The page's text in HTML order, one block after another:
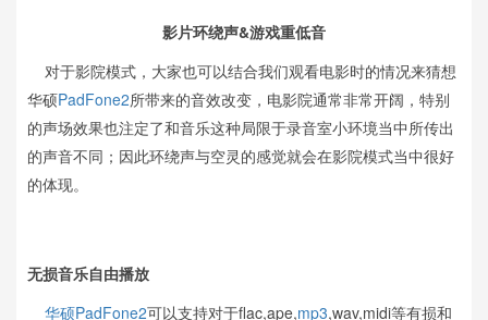
影片环绕声&游戏重低音
对于影院模式，大家也可以结合我们观看电影时的情况来猜想
华硕PadFone2所带来的音效改变，电影院通常非常开阔，特别
的声场效果也注定了和音乐这种局限于录音室小环境当中所传出
的声音不同；因此环绕声与空灵的感觉就会在影院模式当中很好
的体现。
无损音乐自由播放
华硕PadFone2可以支持对于flac,ape,mp3,wav,midi等有损和